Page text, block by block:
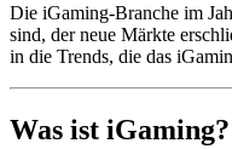
Die iGaming-Branche im
sind, der neue Märkte
in die Trends, die das
Was ist iGaming?